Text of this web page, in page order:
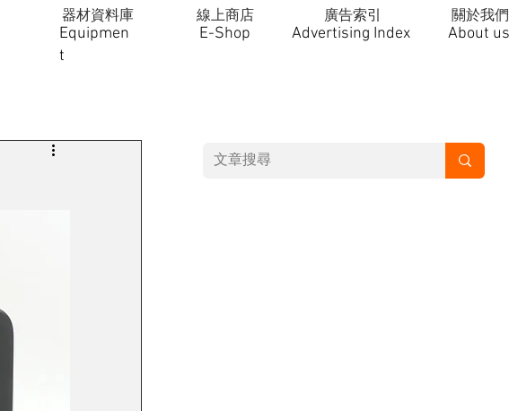
器材資料庫 線上商店 廣告索引 關於我們
Equipmen
t
E-Shop About us
Advertising Index